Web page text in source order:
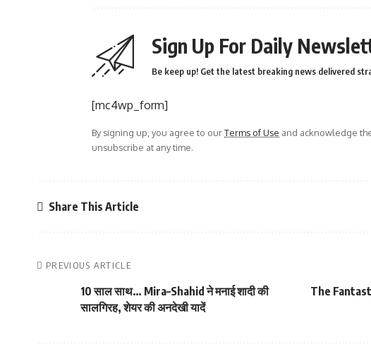
Sign Up For Daily
Be keep up! Get the latest breaking news delivered
[mc4wp_form]
By signing up, you agree to ourTerms of Use and acknowledge
unsubscribe at any time.
Share This Article
PREVIOUS ARTICLE
10 साल साथ… Mira–Shahid ने मनाई शादी की
सालगिरह, शेयर की अनदेखी यादें
The